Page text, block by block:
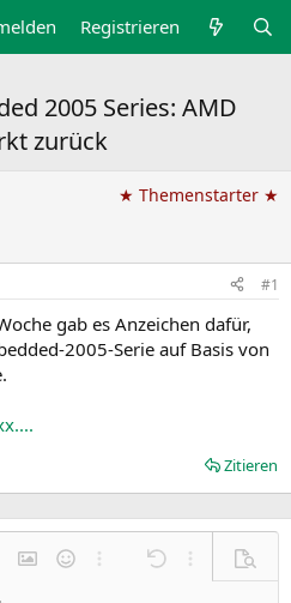
Registrieren
2005 Series: AMD
zurück
★ Themenstarter ★
#1
gab es Anzeichen dafür,
2005-Serie auf Basis von
Zitieren
Liste
Einstellungen…
einfügen
Bild einfügen
SmileysWeitere Einstellungen…
Rückgängig
Weitere